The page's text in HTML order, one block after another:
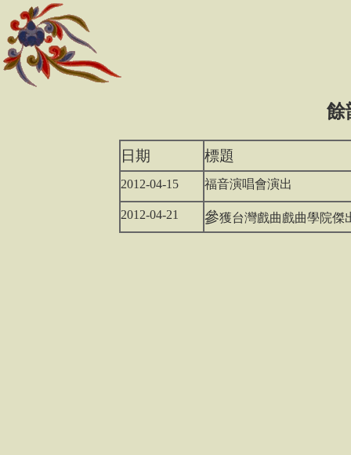
餘
日期 標題
2012-04-15 福音演唱會演出
2012-04-21 參獲台灣戲曲戲曲學院傑